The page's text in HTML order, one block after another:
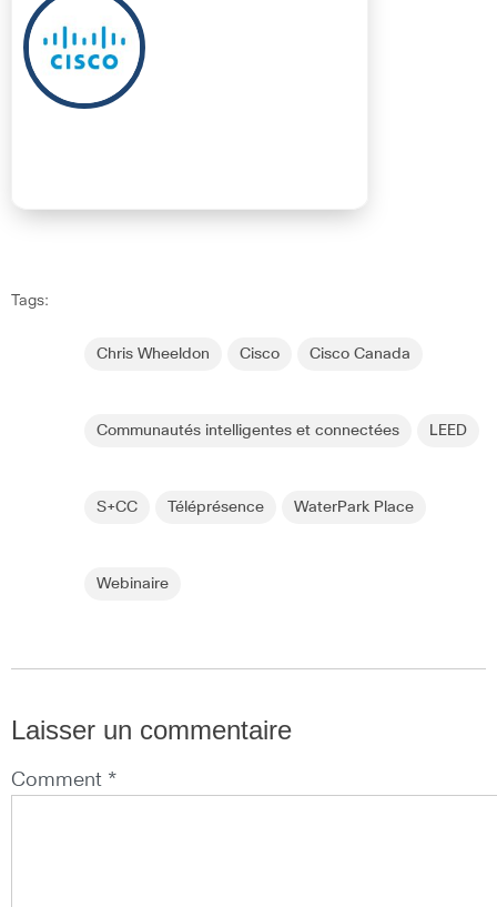
Tags:
Chris Wheeldon Cisco Cisco Canada
Communautés intelligentes et connectées LEED
S+CC Téléprésence WaterPark Place
Webinaire
Laisser un commentaire
Comment *